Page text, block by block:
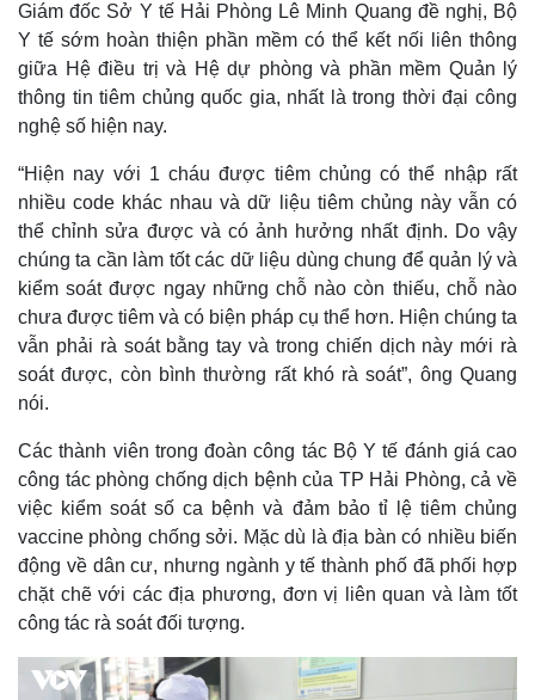
Kinh tế
Bất động sản
Thị trường
Tỷ giá
Chứng khoán
Giá cà phê
Giám đốc Sở Y tế Hải Phòng Lê Minh Quang đề nghị, Bộ
Y tế sớm hoàn thiện phần mềm có thể kết nối liên thông
giữa Hệ điều trị và Hệ dự phòng và phần mềm Quản lý
thông tin tiêm chủng quốc gia, nhất là trong thời đại công
nghệ số hiện nay.
“Hiện nay với 1 cháu được tiêm chủng có thể nhập rất
nhiều code khác nhau và dữ liệu tiêm chủng này vẫn có
thể chỉnh sửa được và có ảnh hưởng nhất định. Do vậy
chúng ta cần làm tốt các dữ liệu dùng chung để quản lý và
kiểm soát được ngay những chỗ nào còn thiếu, chỗ nào
chưa được tiêm và có biện pháp cụ thể hơn. Hiện chúng ta
vẫn phải rà soát bằng tay và trong chiến dịch này mới rà
soát được, còn bình thường rất khó rà soát”, ông Quang
nói.
Các thành viên trong đoàn công tác Bộ Y tế đánh giá cao
công tác phòng chống dịch bệnh của TP Hải Phòng, cả về
việc kiểm soát số ca bệnh và đảm bảo tỉ lệ tiêm chủng
vaccine phòng chống sởi. Mặc dù là địa bàn có nhiều biến
động về dân cư, nhưng ngành y tế thành phố đã phối hợp
chặt chẽ với các địa phương, đơn vị liên quan và làm tốt
công tác rà soát đối tượng.